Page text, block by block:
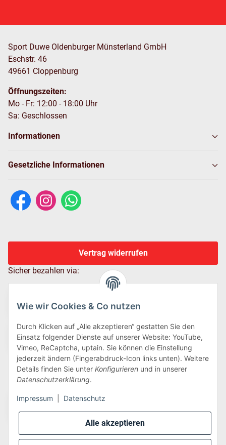
Alle akzeptieren
Wie wir Cookies & Co nutzen
Durch Klicken auf „Alle akzeptieren“ gestatten Sie den
Einsatz folgender Dienste auf unserer Website: YouTube,
Vimeo, ReCaptcha, uptain. Sie können die Einstellung
jederzeit ändern (Fingerabdruck-Icon links unten). Weitere
Details finden Sie unter Konfigurieren und in unserer
Datenschutzerklärung.
Impressum Datenschutz
Sport Duwe Oldenburger Münsterland GmbH
Eschstr. 46
49661 Cloppenburg
Öffnungszeiten:
Mo - Fr: 12:00 - 18:00 Uhr
Sa: Geschlossen
Informationen
Gesetzliche Informationen
Vertrag widerrufen
Sicher bezahlen via:
Wir versenden via: